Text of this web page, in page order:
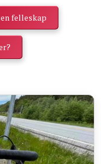
felleskap